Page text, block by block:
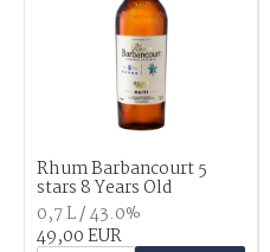
Rhum Barbancourt 5
stars 8 Years Old
0,7 L / 43.0%
49,00 EUR